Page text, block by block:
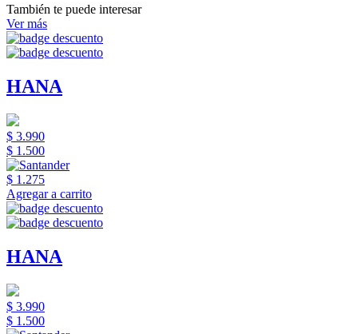
También te puede interesar
Ver más
HANA
$ 3.990
$ 1.500
$ 1.275
Agregar a carrito
HANA
$ 3.990
$ 1.500